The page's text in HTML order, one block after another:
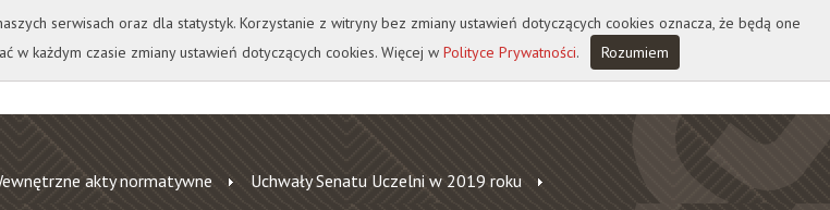
Wirtualna Uczelnia A A A A
akty normatywne
Uchwały Senatu Uczelni w 2019 roku
serwisach oraz dla statystyk. Korzystanie z witryny bez zmiany ustawień dotyczących cookies oznacza, że będą one
w każdym czasie zmiany ustawień dotyczących cookies. Więcej w Polityce Prywatności. Rozumiem